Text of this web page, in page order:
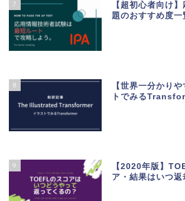
7
【超初心者向け
題のおすすめ度一
8
【世界一分かり
トでみる
9
【2020年版】
ア・結果はいつ返